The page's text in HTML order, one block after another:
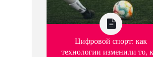
Цифровой спорт: как
технологии изменили то,